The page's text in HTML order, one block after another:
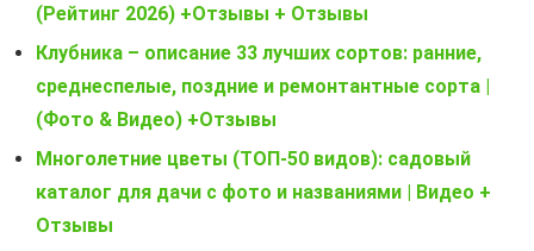
(Рейтинг 2026) +Отзывы + Отзывы
Клубника – описание 33 лучших сортов: ранние,
среднеспелые, поздние и ремонтантные сорта |
(Фото & Видео) +Отзывы
Многолетние цветы (ТОП-50 видов): садовый
каталог для дачи с фото и названиями | Видео +
Отзывы